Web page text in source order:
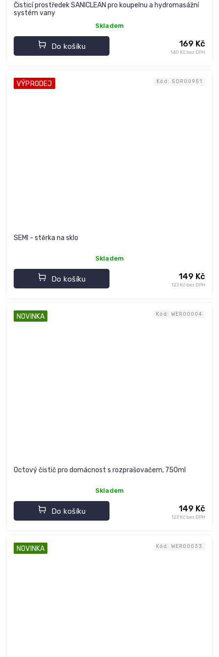
Čisticí prostředek SANICLEAN pro koupelnu a hydromasážní
systém vany
Skladem
140 Kč bez DPH
169 Kč
Do košíku
VÝPRODEJ
SEMI - stěrka na sklo
Skladem
123 Kč bez DPH
149 Kč
Do košíku
Kód: SOR00951
NOVINKA
Octový čistič pro domácnost s rozprašovačem, 750ml
Skladem
123 Kč bez DPH
149 Kč
Do košíku
Kód: WER00004
NOVINKA Kód: WER00033